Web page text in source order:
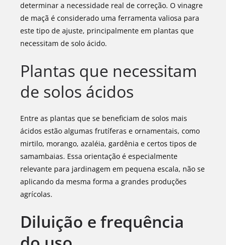
determinar a necessidade real de correção. O vinagre
de maçã é considerado uma ferramenta valiosa para
este tipo de ajuste, principalmente em plantas que
necessitam de solo ácido.
Plantas que necessitam
de solos ácidos
Entre as plantas que se beneficiam de solos mais
ácidos estão algumas frutíferas e ornamentais, como
mirtilo, morango, azaléia, gardênia e certos tipos de
samambaias. Essa orientação é especialmente
relevante para jardinagem em pequena escala, não se
aplicando da mesma forma a grandes produções
agrícolas.
Diluição e frequência